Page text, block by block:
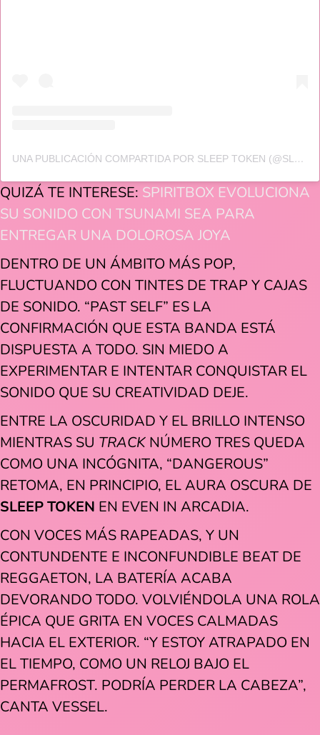
UNA PUBLICACIÓN COMPARTIDA POR SLEEP TOKEN (@SLEEP_TOKEN)
QUIZÁ TE INTERESE: SPIRITBOX EVOLUCIONA
SU SONIDO CON TSUNAMI SEA PARA
ENTREGAR UNA DOLOROSA JOYA
DENTRO DE UN ÁMBITO MÁS POP,
FLUCTUANDO CON TINTES DE TRAP Y CAJAS
DE SONIDO. “PAST SELF” ES LA
CONFIRMACIÓN QUE ESTA BANDA ESTÁ
DISPUESTA A TODO. SIN MIEDO A
EXPERIMENTAR E INTENTAR CONQUISTAR EL
SONIDO QUE SU CREATIVIDAD DEJE.
ENTRE LA OSCURIDAD Y EL BRILLO INTENSO
MIENTRAS SU TRACK NÚMERO TRES QUEDA
COMO UNA INCÓGNITA, “DANGEROUS”
RETOMA, EN PRINCIPIO, EL AURA OSCURA DE
SLEEP TOKEN EN EVEN IN ARCADIA.
CON VOCES MÁS RAPEADAS, Y UN
CONTUNDENTE E INCONFUNDIBLE BEAT DE
REGGAETON, LA BATERÍA ACABA
DEVORANDO TODO. VOLVIÉNDOLA UNA ROLA
ÉPICA QUE GRITA EN VOCES CALMADAS
HACIA EL EXTERIOR. “Y ESTOY ATRAPADO EN
EL TIEMPO, COMO UN RELOJ BAJO EL
PERMAFROST. PODRÍA PERDER LA CABEZA”,
CANTA VESSEL.